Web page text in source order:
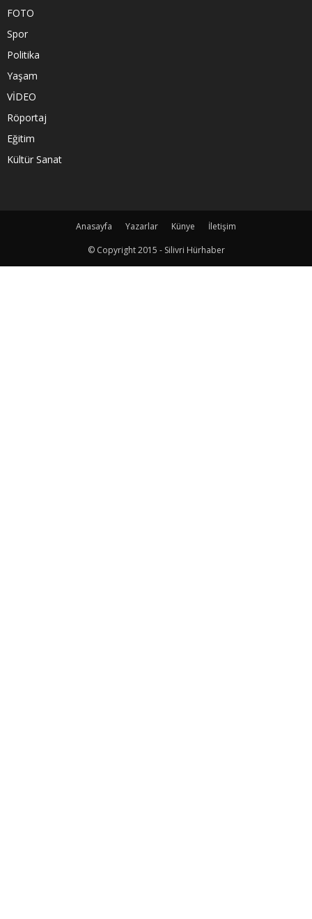
FOTO
Spor
Politika
Yaşam
VİDEO
Röportaj
Eğitim
Kültür Sanat
Anasayfa Yazarlar Künye
İletişim
© Copyright 2015 - Silivri Hürhaber